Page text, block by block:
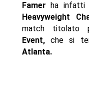
Famer ha infatti
Heavyweight
match titolato
Event,che si
Atlanta.